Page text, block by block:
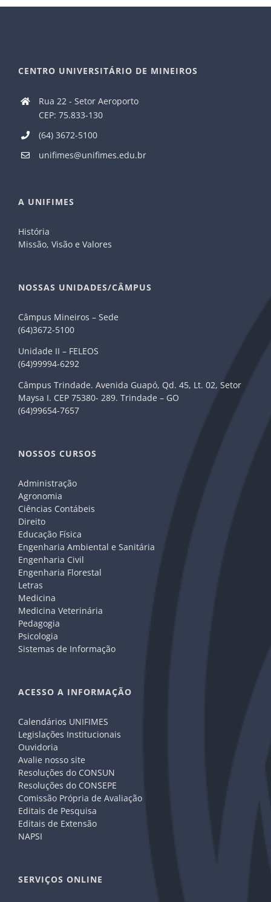
CENTRO UNIVERSITÁRIO DE MINEIROS
Rua 22 - Setor Aeroporto
CEP: 75.833-130
(64) 3672-5100
unifimes@unifimes.edu.br
A UNIFIMES
História
Missão, Visão e Valores
NOSSAS UNIDADES/CÂMPUS
Câmpus Mineiros – Sede
(64)3672-5100
Unidade II – FELEOS
(64)99994-6292
Câmpus Trindade. Avenida Guapó, Qd. 45, Lt. 02, Setor
Maysa I. CEP 75380- 289. Trindade – GO
(64)99654-7657
NOSSOS CURSOS
Administração
Agronomia
Ciências Contábeis
Direito
Educação Física
Engenharia Ambiental e Sanitária
Engenharia Civil
Engenharia Florestal
Letras
Medicina
Medicina Veterinária
Pedagogia
Psicologia
Sistemas de Informação
ACESSO A INFORMAÇÃO
Calendários UNIFIMES
Legislações Institucionais
Ouvidoria
Avalie nosso site
Resoluções do CONSUN
Resoluções do CONSEPE
Comissão Própria de Avaliação
Editais de Pesquisa
Editais de Extensão
NAPSI
SERVIÇOS ONLINE